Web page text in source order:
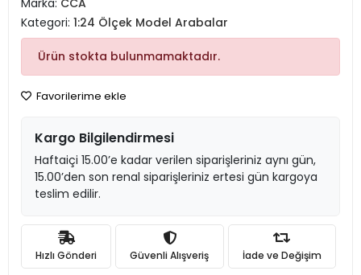
Marka: CCA
Kategori: 1:24 Ölçek Model Arabalar
Ürün stokta bulunmamaktadır.
Favorilerime ekle
Kargo Bilgilendirmesi
Haftaiçi 15.00’e kadar verilen siparişleriniz aynı gün,
15.00’den son renal siparişleriniz ertesi gün kargoya
teslim edilir.
Hızlı Gönderi Güvenli Alışveriş İade ve Değişim